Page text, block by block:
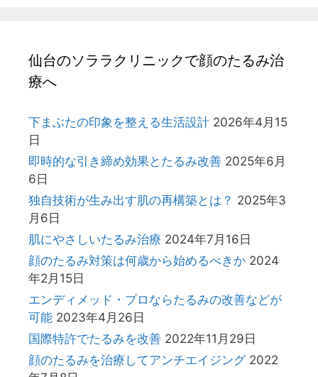
仙台のソララクリニックで顔のたるみ治
療へ
下まぶたの印象を整える生活設計 2026年4月15
日
即時的な引き締め効果とたるみ改善 2025年6月
6日
独自技術が生み出す肌の再構築とは？ 2025年3
月6日
肌にやさしいたるみ治療 2024年7月16日
顔のたるみ対策は何歳から始めるべきか 2024
年2月15日
エンディメッド・プロならたるみの改善などが
可能 2023年4月26日
国際特許でたるみを改善 2022年11月29日
顔のたるみを治療してアンチエイジング 2022